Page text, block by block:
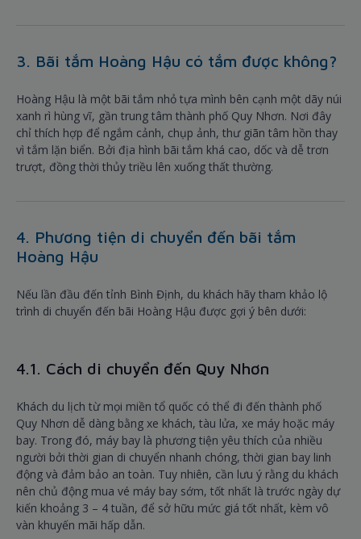
3. Bãi tắm Hoàng Hậu có tắm được không?
Hoàng Hậu là một bãi tắm nhỏ tựa mình bên cạnh một dãy núi
xanh rì hùng vĩ, gần trung tâm thành phố Quy Nhơn. Nơi đây
chỉ thích hợp để ngắm cảnh, chụp ảnh, thư giãn tâm hồn thay
vì tắm lặn biển. Bởi địa hình bãi tắm khá cao, dốc và dễ trơn
trượt, đồng thời thủy triều lên xuống thất thường.
4. Phương tiện di chuyển đến bãi tắm
Hoàng Hậu
Nếu lần đầu đến tỉnh Bình Định, du khách hãy tham khảo lộ
trình di chuyển đến bãi Hoàng Hậu được gợi ý bên dưới:
4.1. Cách di chuyển đến Quy Nhơn
Khách du lịch từ mọi miền tổ quốc có thể đi đến thành phố
Quy Nhơn dễ dàng bằng xe khách, tàu lửa, xe máy hoặc máy
bay. Trong đó, máy bay là phương tiện yêu thích của nhiều
người bởi thời gian di chuyển nhanh chóng, thời gian bay linh
động và đảm bảo an toàn. Tuy nhiên, cần lưu ý rằng du khách
nên chủ động mua vé máy bay sớm, tốt nhất là trước ngày dự
kiến khoảng 3 – 4 tuần, để sở hữu mức giá tốt nhất, kèm vô
vàn khuyến mãi hấp dẫn.